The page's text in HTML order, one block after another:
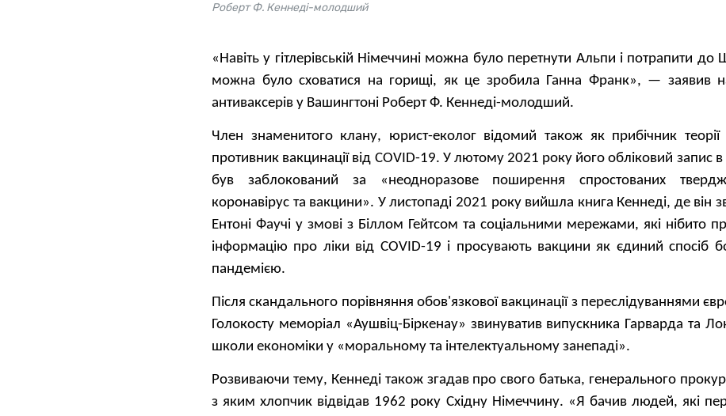
Роберт Ф. Кеннеді-молодший
«Навіть у гітлерівській Німеччині можна було перетнути Альпи і потрапити до
можна було сховатися на горищі, як це зробила Ганна Франк», — заявив
антиваксерів у Вашингтоні Роберт Ф. Кеннеді-молодший.
Член знаменитого клану, юрист-еколог відомий також як прибічник
противник вакцинації від COVID-19. У лютому 2021 року його обліковий запис
був заблокований за «неодноразове поширення спростованих
коронавірус та вакцини». У листопаді 2021 року вийшла книга Кеннеді, де він
Ентоні Фаучі у змові з Біллом Гейтсом та соціальними мережами, які нібито
інформацію про ліки від COVID-19 і просувають вакцини як єдиний спосіб
пандемією.
Після скандального порівняння обов'язкової вакцинації з переслідуваннями
Голокосту меморіал «Аушвіц-Біркенау» звинуватив випускника Гарварда та
школи економіки у «моральному та інтелектуальному занепаді».
Розвиваючи тему, Кеннеді також згадав про свого батька, генерального
з яким хлопчик відвідав 1962 року Східну Німеччину. «Я бачив людей, які